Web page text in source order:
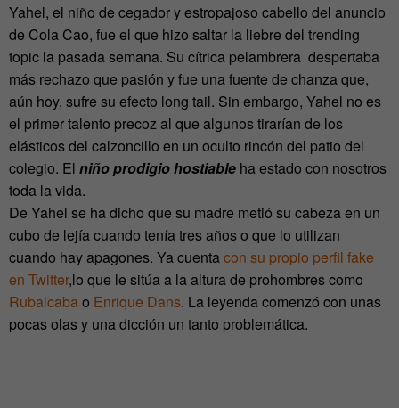
Yahel, el niño de cegador y estropajoso cabello del anuncio
de Cola Cao, fue el que hizo saltar la liebre del trending
topic la pasada semana. Su cítrica pelambrera despertaba
más rechazo que pasión y fue una fuente de chanza que,
aún hoy, sufre su efecto long tail. Sin embargo, Yahel no es
el primer talento precoz al que algunos tirarían de los
elásticos del calzoncillo en un oculto rincón del patio del
colegio. El niño prodigio hostiable ha estado con nosotros
toda la vida.
De Yahel se ha dicho que su madre metió su cabeza en un
cubo de lejía cuando tenía tres años o que lo utilizan
cuando hay apagones. Ya cuentacon su propio perfil fake
en Twitter,lo que le sitúa a la altura de prohombres como
Rubalcabao Enrique Dans. La leyenda comenzó con unas
pocas olas y una dicción un tanto problemática.